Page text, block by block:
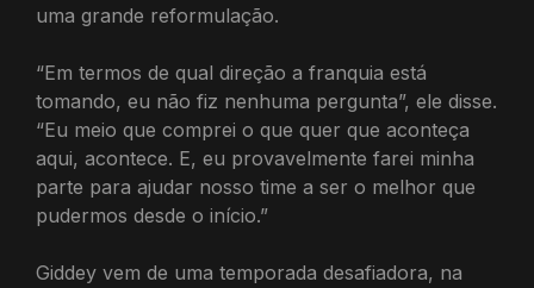
uma grande reformulação.
“Em termos de qual direção a franquia está
tomando, eu não fiz nenhuma pergunta”, ele disse.
“Eu meio que comprei o que quer que aconteça
aqui, acontece. E, eu provavelmente farei minha
parte para ajudar nosso time a ser o melhor que
pudermos desde o início.”
Giddey vem de uma temporada desafiadora, na